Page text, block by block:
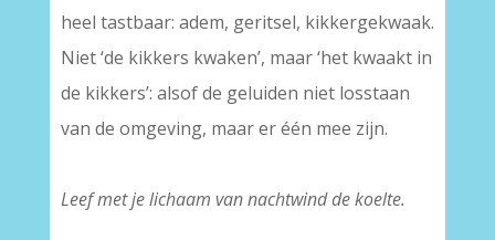
heel tastbaar: adem, geritsel, kikkergekwaak.
Niet ‘de kikkers kwaken’, maar ‘het kwaakt in
de kikkers’: alsof de geluiden niet losstaan
van de omgeving, maar er één mee zijn.
Leef met je lichaam van nachtwind de koelte.